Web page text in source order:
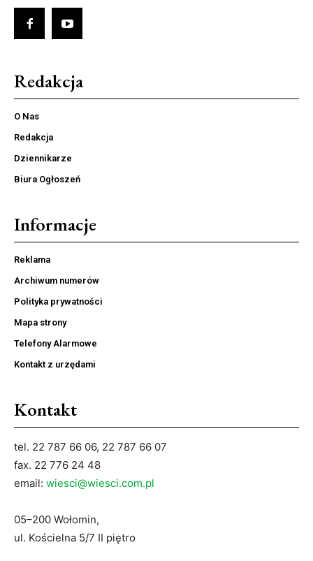
Redakcja
O Nas
Redakcja
Dziennikarze
Biura Ogłoszeń
Informacje
Reklama
Archiwum numerów
Polityka prywatności
Mapa strony
Telefony Alarmowe
Kontakt z urzędami
Kontakt
tel. 22 787 66 06, 22 787 66 07
fax. 22 776 24 48
email: wiesci@wiesci.com.pl
05–200 Wołomin,
ul. Kościelna 5/7 II piętro